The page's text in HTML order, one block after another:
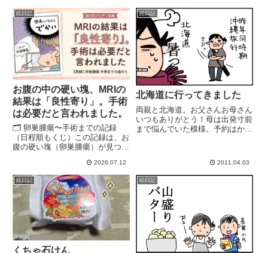
絵日記
お腹の中の硬い塊、MRIの
結果は「良性寄り」。手術
は必要だと言われました。
🗂 卵巣腫瘍〜手術までの記録
（日程順もくじ）この記録は、お
腹の硬い塊（卵巣腫瘍）が見つか
読みやすいように日付順に並べて
置いています。6/27 近所のクリ
ニックで相談。市民病院を紹介し
てもらう → 記事を読む7/...
2026.07.12
絵日記
北海道に行ってきました
両親と北海道。お父さんお母さん
いつもありがとう！母は出発寸前
まで悩んでいた模様。予約はかな
ちゃうのも問題でしょ？と。１日
目 神戸空港→新千歳空港→登...
2011.04.03
絵日記
くちゃ石けん
絵日記